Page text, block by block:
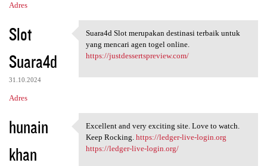
Adres
Slot
Suara4d
31.10.2024
Adres
Suara4d Slot merupakan
Suara4d Slot merupakan destinasi terbaik untuk
yang mencari agen togel online.
https://justdessertspreview.com/
hunain
khan
Excellent and very exciting
Excellent and very exciting site. Love to watch.
Keep Rocking. https://ledger-live-login.org
https://ledger-live-login.org/